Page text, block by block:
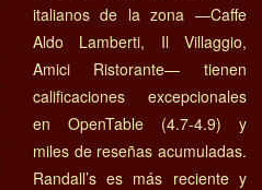
italianos de la zona —Caffe
Aldo Lamberti, Il Villaggio,
Amici Ristorante— tienen
calificaciones excepcionales
en OpenTable (4.7-4.9) y
miles de reseñas acumuladas.
Randall’s es más reciente y